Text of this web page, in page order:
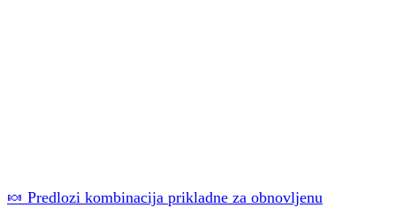
🍬 Predlozi kombinacija prikladne za obnovljenu